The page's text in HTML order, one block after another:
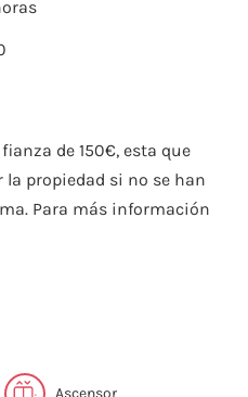
de 150€, esta que
la propiedad si no se han
Para más información